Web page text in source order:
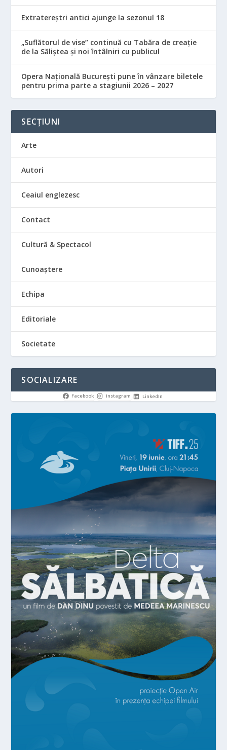
Extratereștri antici ajunge la sezonul 18
„Suflătorul de vise” continuă cu Tabăra de creație
de la Săliștea și noi întâlniri cu publicul
Opera Națională București pune în vânzare biletele
pentru prima parte a stagiunii 2026 – 2027
SECȚIUNI
Arte
Autori
Ceaiul englezesc
Contact
Cultură & Spectacol
Cunoaștere
Echipa
Editoriale
Societate
SOCIALIZARE
Facebook Instagram LinkedIn